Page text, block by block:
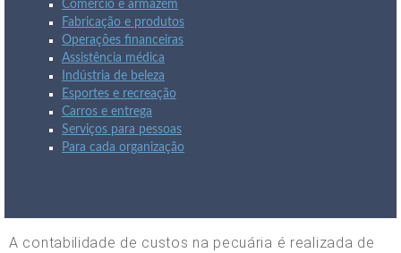
Comércio e armazém
Fabricação e produtos
Operações financeiras
Assistência médica
Indústria de beleza
Esportes e recreação
Carros e entrega
Serviços para pessoas
Para cada organização
A contabilidade de custos na pecuária é realizada de